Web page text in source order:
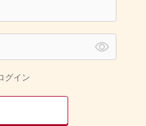
グイン